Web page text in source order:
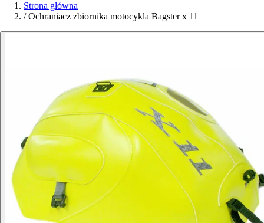
Strona główna
/ Ochraniacz zbiornika motocykla Bagster x 11